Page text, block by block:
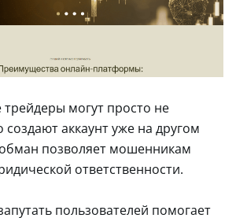
могут просто не
создают аккаунт уже на другом
позволяет мошенникам
ответственности.
пользователей помогает